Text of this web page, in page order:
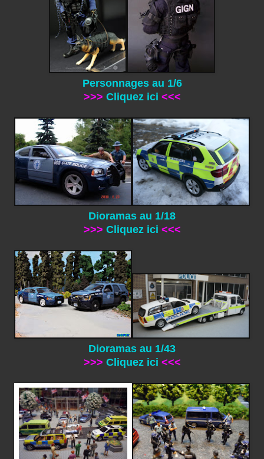
Personnages au 1/6
>>> Cliquez ici <<<
Dioramas au 1/18
>>> Cliquez ici <<<
Dioramas au 1/43
>>> Cliquez ici <<<